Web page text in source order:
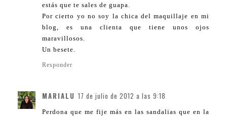
estás que te sales de guapa.
Por cierto yo no soy la chica del maquillaje en mi
blog, es una clienta que tiene unos ojos
maravillosos.
Un besete.
Responder
MARIALU 17 de julio de 2012 a las 9:18
Perdona que me fije más en las sandalias que en la